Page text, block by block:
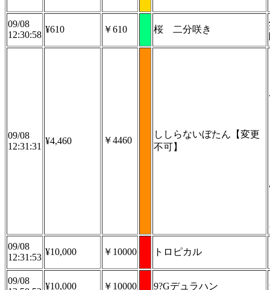
09/08
12:30:58
¥610 ￥610 桜 二分咲き
09/08
12:31:31
¥4,460 ￥4460
ししらないぼたん【変更
不可】
09/08
12:31:53
¥10,000 ￥10000 トロピカル
09/08
¥10,000 ￥10000 9?Gデュラハン